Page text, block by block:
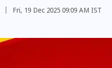
Fri, 19 Dec 2025 09:09 AM IST